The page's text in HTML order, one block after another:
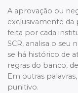
A aprovação ou
exclusivamente da
feita por cada
SCR, analisa o seu
se há histórico de
regras do banco,
Em outras
punitivo.